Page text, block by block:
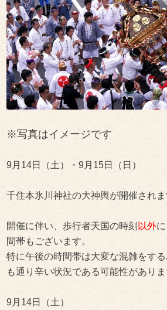
※写真はイメージです
9月14日（土）・9月15日（日）
千住本氷川神社の大神輿が開催されま
開催に伴い、歩行者天国の時刻 以外
間帯もございます。
特に午後の時間帯は大変な混雑をす
も通り辛い状況である可能性がありま
9月14日（土）